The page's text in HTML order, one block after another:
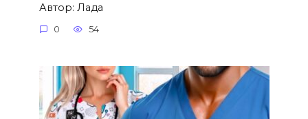
Автор: Лада
0 54